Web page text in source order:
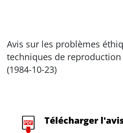
Avis sur les problèmes
techniques de
(1984-10-23)
Télécharger